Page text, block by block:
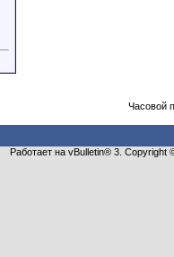
Часовой
Работает на vBulletin® 3.